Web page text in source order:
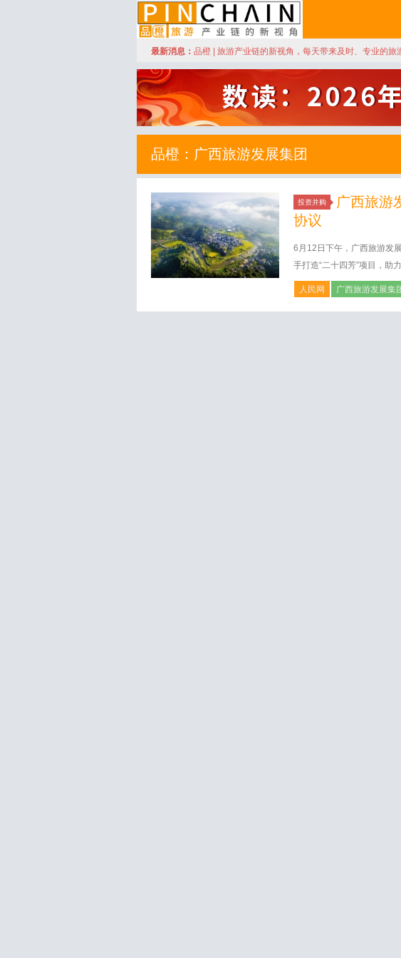
品橙旅游
最新消息： 品橙 | 旅游产业链的新视角，每天带来及时、专业的
品橙：广西旅游发展集团
投资并购
广西旅游
协议
6月12日下午，广西旅游发
手打造“二十四芳”项目，助
人民网 广西旅游发展集